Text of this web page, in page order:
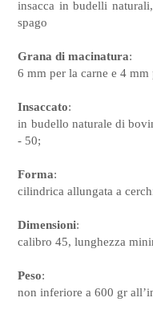
insacca in budelli
spago
Grana di macinatura:
6 mm per la carne e 4 mm
Insaccato:
in budello naturale di
- 50;
Forma:
cilindrica allungata a
Dimensioni:
calibro 45, lunghezza
Peso:
non inferiore a 600 gr